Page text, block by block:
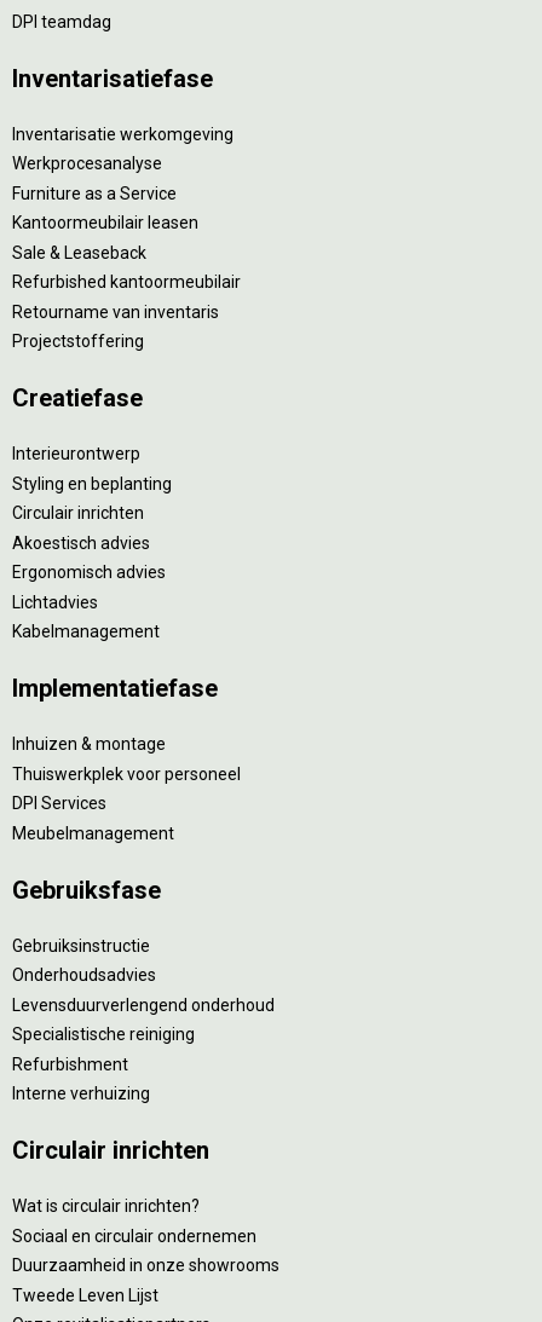
DPI teamdag
Inventarisatiefase
Inventarisatie werkomgeving
Werkprocesanalyse
Furniture as a Service
Kantoormeubilair leasen
Sale & Leaseback
Refurbished kantoormeubilair
Retourname van inventaris
Projectstoffering
Creatiefase
Interieurontwerp
Styling en beplanting
Circulair inrichten
Akoestisch advies
Ergonomisch advies
Lichtadvies
Kabelmanagement
Implementatiefase
Inhuizen & montage
Thuiswerkplek voor personeel
DPI Services
Meubelmanagement
Gebruiksfase
Gebruiksinstructie
Onderhoudsadvies
Levensduurverlengend onderhoud
Specialistische reiniging
Refurbishment
Interne verhuizing
Circulair inrichten
Wat is circulair inrichten?
Sociaal en circulair ondernemen
Duurzaamheid in onze showrooms
Tweede Leven Lijst